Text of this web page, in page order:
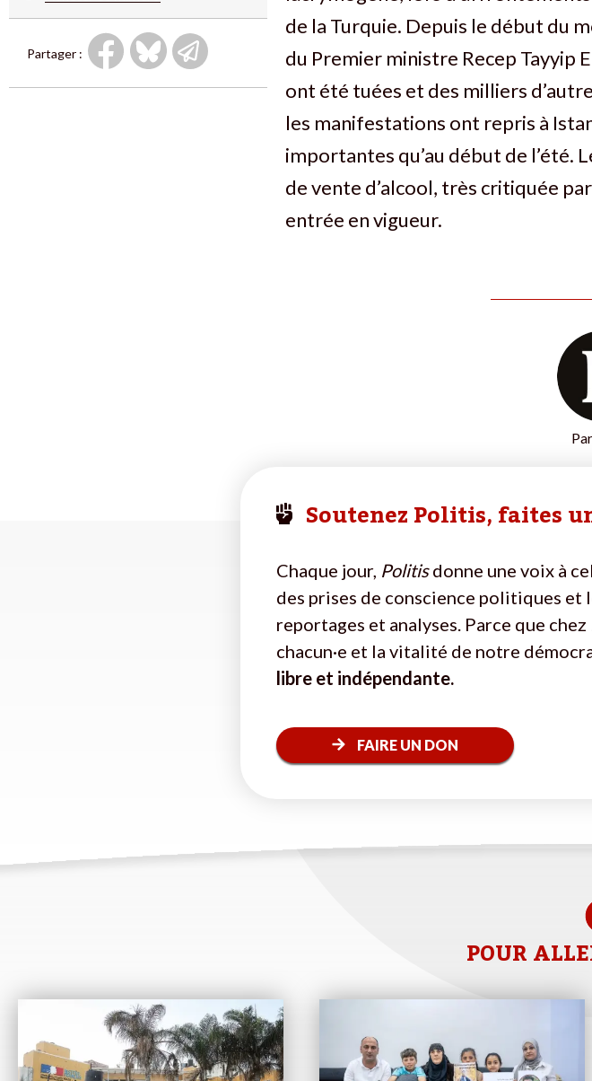
Partager :
de la Turquie. Depuis le début du
du Premier ministre Recep Tayyip
ont été tuées et des milliers
les manifestations ont repris à
importantes qu’au début de l’été.
de vente d’alcool, très critiquée
entrée en vigueur.
Par
Soutenez Politis, faites
Chaque jour, Politisdonne une voix à
des prises de conscience politiques et
reportages et analyses. Parce que chez
chacun·e et la vitalité de notre
libre et indépendante.
FAIRE UN DON
POUR